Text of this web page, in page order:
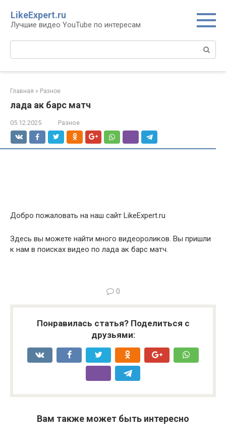
контенту
LikeExpert.ru
Лучшие видео YouTube по интересам
Главная » Разное
лада ак барс матч
05.12.2025 Разное
Добро пожаловать на наш сайт LikeExpert.ru
Здесь вы можете найти много видеороликов. Вы пришли
к нам в поисках видео по лада ак барс матч.
0
Понравилась статья? Поделиться с
друзьями:
Вам также может быть интересно